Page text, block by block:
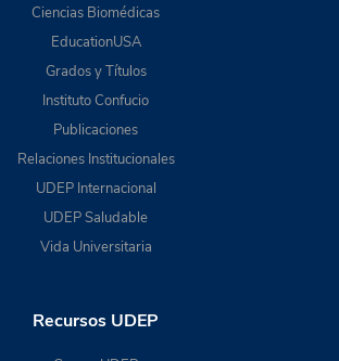
Ciencias Biomédicas
EducationUSA
Grados y Títulos
Instituto Confucio
Publicaciones
Relaciones Institucionales
UDEP Internacional
UDEP Saludable
Vida Universitaria
Recursos UDEP